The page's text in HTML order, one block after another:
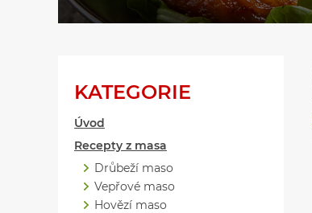
KATEGORIE
Úvod
Recepty z masa
Drůbeží maso
Vepřové maso
Hovězí maso